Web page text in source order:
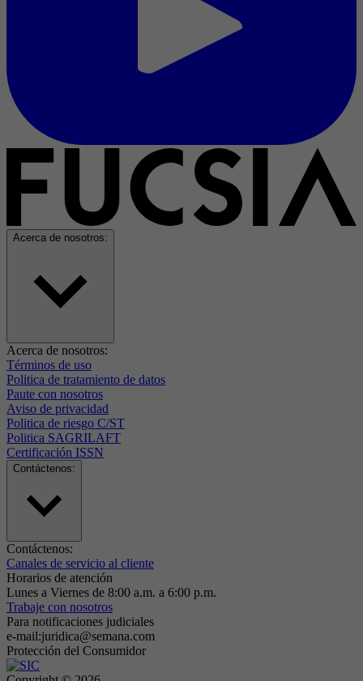
Acerca de nosotros:
Acerca de nosotros:
Términos de uso
Politica de tratamiento de datos
Paute con nosotros
Aviso de privacidad
Politica de riesgo C/ST
Politica SAGRILAFT
Certificación ISSN
Contáctenos:
Contáctenos:
Canales de servicio al cliente
Horarios de atención
Lunes a Viernes de 8:00 a.m. a 6:00 p.m.
Trabaje con nosotros
Para notificaciones judiciales
e-mail:juridica@semana.com
Protección del Consumidor